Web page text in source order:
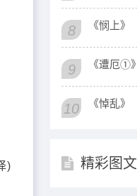
)
8 《悯上》
9 《遭厄①》
10 《悼乱》
精彩图文